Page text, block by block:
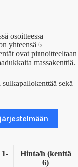
osoitteessa
yhteensä 6
ovat pinnoitteeltaan
massakenttiä.
sekä
Hinta/h (kenttä
6)